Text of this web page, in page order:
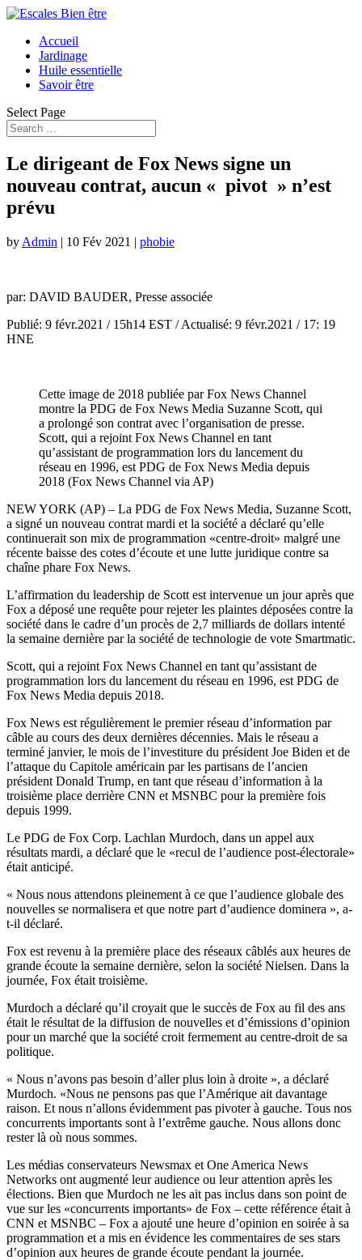
Accueil
Jardinage
Huile essentielle
Savoir être
Select Page
Le dirigeant de Fox News signe un
nouveau contrat, aucun « pivot » n’est
prévu
by Admin | 10 Fév 2021 | phobie
par: DAVID BAUDER, Presse associée
Publié: 9 févr.2021 / 15h14 EST /Actualisé: 9 févr.2021 / 17: 19
HNE
Cette image de 2018 publiée par Fox News Channel
montre la PDG de Fox News Media Suzanne Scott, qui
a prolongé son contrat avec l’organisation de presse.
Scott, qui a rejoint Fox News Channel en tant
qu’assistant de programmation lors du lancement du
réseau en 1996, est PDG de Fox News Media depuis
2018 (Fox News Channel via AP)
NEW YORK (AP) – La PDG de Fox News Media, Suzanne Scott,
a signé un nouveau contrat mardi et la société a déclaré qu’elle
continuerait son mix de programmation «centre-droit» malgré une
récente baisse des cotes d’écoute et une lutte juridique contre sa
chaîne phare Fox News.
L’affirmation du leadership de Scott est intervenue un jour après que
Fox a déposé une requête pour rejeter les plaintes déposées contre la
société dans le cadre d’un procès de 2,7 milliards de dollars intenté
la semaine dernière par la société de technologie de vote Smartmatic.
Scott, qui a rejoint Fox News Channel en tant qu’assistant de
programmation lors du lancement du réseau en 1996, est PDG de
Fox News Media depuis 2018.
Fox News est régulièrement le premier réseau d’information par
câble au cours des deux dernières décennies. Mais le réseau a
terminé janvier, le mois de l’investiture du président Joe Biden et de
l’attaque du Capitole américain par les partisans de l’ancien
président Donald Trump, en tant que réseau d’information à la
troisième place derrière CNN et MSNBC pour la première fois
depuis 1999.
Le PDG de Fox Corp. Lachlan Murdoch, dans un appel aux
résultats mardi, a déclaré que le «recul de l’audience post-électorale»
était anticipé.
« Nous nous attendons pleinement à ce que l’audience globale des
nouvelles se normalisera et que notre part d’audience dominera », a-
t-il déclaré.
Fox est revenu à la première place des réseaux câblés aux heures de
grande écoute la semaine dernière, selon la société Nielsen. Dans la
journée, Fox était troisième.
Murdoch a déclaré qu’il croyait que le succès de Fox au fil des ans
était le résultat de la diffusion de nouvelles et d’émissions d’opinion
pour un marché que la société croit fermement au centre-droit de sa
politique.
« Nous n’avons pas besoin d’aller plus loin à droite », a déclaré
Murdoch. «Nous ne pensons pas que l’Amérique ait davantage
raison. Et nous n’allons évidemment pas pivoter à gauche. Tous nos
concurrents importants sont à l’extrême gauche. Nous allons donc
rester là où nous sommes.
Les médias conservateurs Newsmax et One America News
Networks ont augmenté leur audience ou leur attention après les
élections. Bien que Murdoch ne les ait pas inclus dans son point de
vue sur les «concurrents importants» de Fox – cette référence était à
CNN et MSNBC – Fox a ajouté une heure d’opinion en soirée à sa
programmation et a mis en évidence les commentaires de ses stars
d’opinion aux heures de grande écoute pendant la journée.